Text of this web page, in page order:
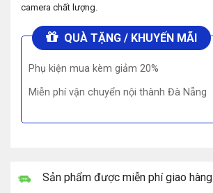
camera chất lượng.
QUÀ TẶNG / KHUYẾN MÃI
Phụ kiện mua kèm giảm 20%
Miễn phí vận chuyển nội thành Đà Nẵng
Sản phẩm được miễn phí giao hàng